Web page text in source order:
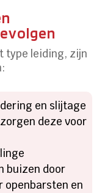
type leiding, zijn
en slijtage
deze voor
buizen door
openbarsten en